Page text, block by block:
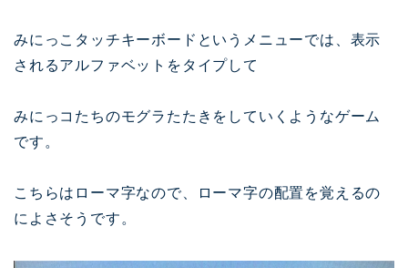
みにっこタッチキーボードというメニューでは、表示
されるアルファベットをタイプして
みにっコたちのモグラたたきをしていくようなゲーム
です。
こちらはローマ字なので、ローマ字の配置を覚えるの
によさそうです。